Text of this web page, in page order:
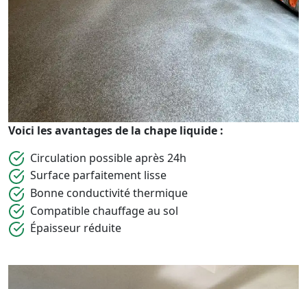
Voici les avantages de la chape liquide :
Circulation possible après 24h
Surface parfaitement lisse
Bonne conductivité thermique
Compatible chauffage au sol
Épaisseur réduite